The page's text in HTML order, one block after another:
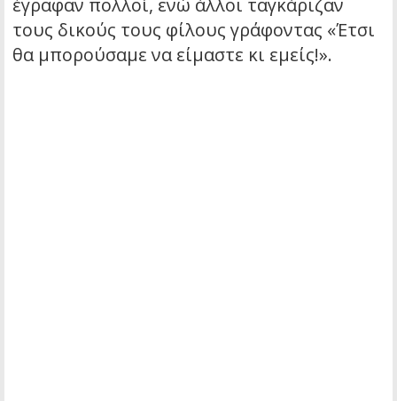
έγραφαν πολλοί, ενώ άλλοι ταγκάριζαν
τους δικούς τους φίλους γράφοντας «Έτσι
θα μπορούσαμε να είμαστε κι εμείς!».